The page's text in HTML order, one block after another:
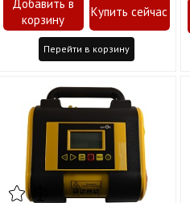
Перейти в корзину